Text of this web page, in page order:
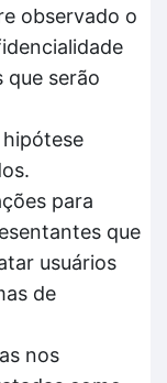
observado o
que serão
para
que
usuários
de
nos